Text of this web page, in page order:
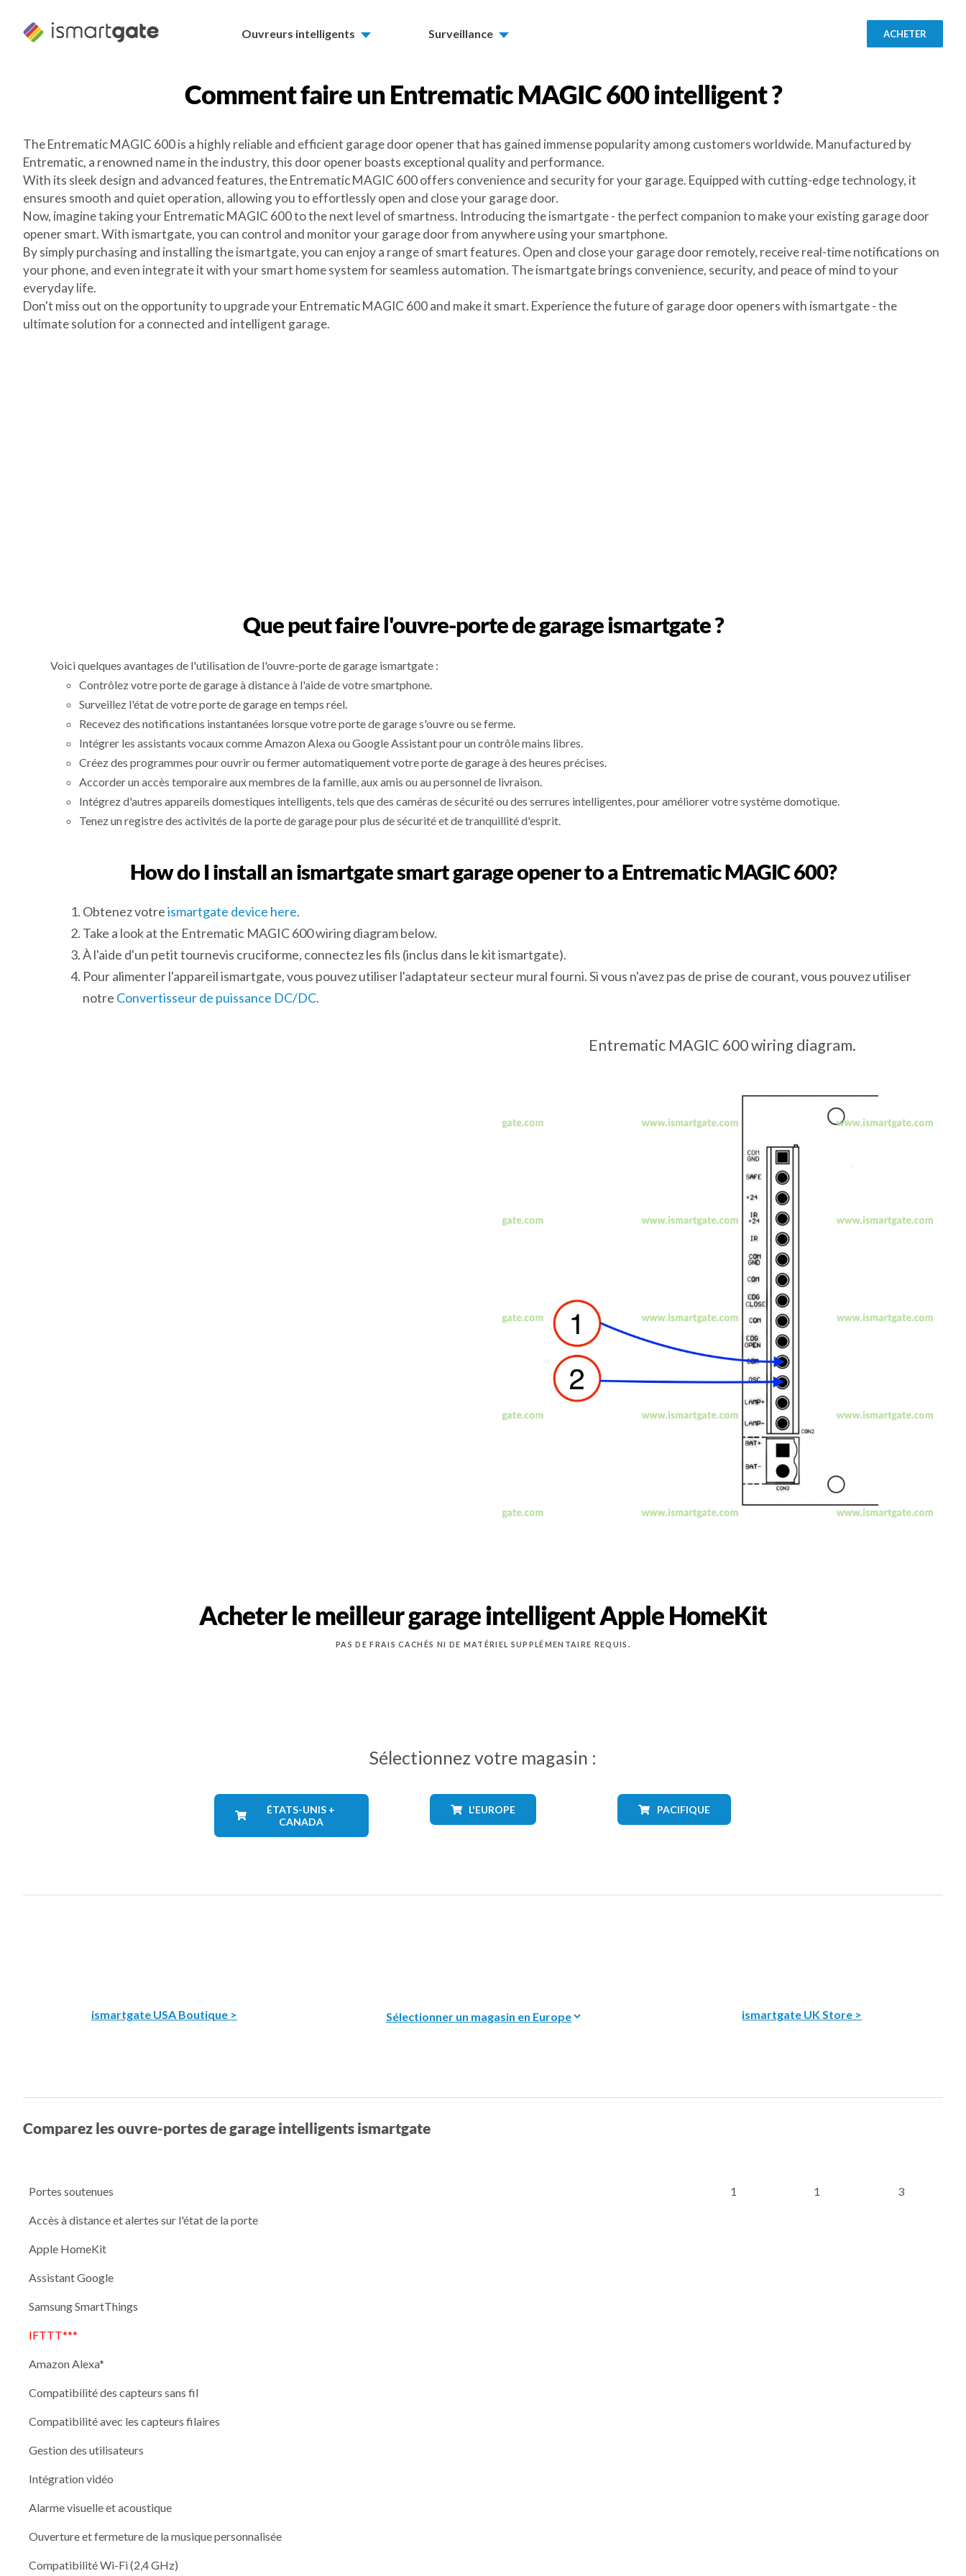
content
Ouvreurs intelligents Surveillance ACHETER
Comment faire un Entrematic MAGIC 600intelligent ?
The Entrematic MAGIC 600 is a highly reliable and efficient garage door opener that has gained immense popularity among customers worldwide. Manufactured by
Entrematic, a renowned name in the industry, this door opener boasts exceptional quality and performance.
With its sleek design and advanced features, the Entrematic MAGIC 600 offers convenience and security for your garage. Equipped with cutting-edge technology, it
ensures smooth and quiet operation, allowing you to effortlessly open and close your garage door.
Now, imagine taking your Entrematic MAGIC 600 to the next level of smartness. Introducing the ismartgate - the perfect companion to make your existing garage door
opener smart. With ismartgate, you can control and monitor your garage door from anywhere using your smartphone.
By simply purchasing and installing the ismartgate, you can enjoy a range of smart features. Open and close your garage door remotely, receive real-time notifications on
your phone, and even integrate it with your smart home system for seamless automation. The ismartgate brings convenience, security, and peace of mind to your
everyday life.
Don't miss out on the opportunity to upgrade your Entrematic MAGIC 600 and make it smart. Experience the future of garage door openers with ismartgate - the
ultimate solution for a connected and intelligent garage.
Que peut faire l'ouvre-porte de garage ismartgate ?
Voici quelques avantages de l'utilisation de l'ouvre-porte de garage ismartgate :
Contrôlez votre porte de garage à distance à l'aide de votre smartphone.
Surveillez l'état de votre porte de garage en temps réel.
Recevez des notifications instantanées lorsque votre porte de garage s'ouvre ou se ferme.
Intégrer les assistants vocaux comme Amazon Alexa ou Google Assistant pour un contrôle mains libres.
Créez des programmes pour ouvrir ou fermer automatiquement votre porte de garage à des heures précises.
Accorder un accès temporaire aux membres de la famille, aux amis ou au personnel de livraison.
Intégrez d'autres appareils domestiques intelligents, tels que des caméras de sécurité ou des serrures intelligentes, pour améliorer votre système domotique.
Tenez un registre des activités de la porte de garage pour plus de sécurité et de tranquillité d'esprit.
How do I install an ismartgate smart garage opener to a Entrematic MAGIC 600?
Obtenez votreismartgate device here.
Take a look at the Entrematic MAGIC 600 wiring diagram below.
À l'aide d'un petit tournevis cruciforme, connectez les fils (inclus dans le kit ismartgate).
Pour alimenter l'appareil ismartgate, vous pouvez utiliser l'adaptateur secteur mural fourni. Si vous n'avez pas de prise de courant, vous pouvez utiliser
notre Convertisseur de puissance DC/DC.
Entrematic MAGIC 600 wiring diagram.
Acheter le meilleur garage intelligent Apple HomeKit
PAS DE FRAIS CACHÉS NI DE MATÉRIEL SUPPLÉMENTAIRE REQUIS.
Sélectionnez votre magasin :
ÉTATS-UNIS +
CANADA
L'EUROPE PACIFIQUE
ismartgate USA Boutique > ismartgate UK Store >
Comparez les ouvre-portes de garage intelligents ismartgate
Portes soutenues 1 1 3
Accès à distance et alertes sur l'état de la porte
Apple HomeKit
Assistant Google
Samsung SmartThings
IFTTT***
Amazon Alexa*
Compatibilité des capteurs sans fil
Compatibilité avec les capteurs filaires
Gestion des utilisateurs
Intégration vidéo
Alarme visuelle et acoustique
Ouverture et fermeture de la musique personnalisée
Compatibilité Wi-Fi (2,4 GHz)